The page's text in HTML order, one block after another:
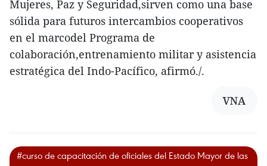
Mujeres, Paz y Seguridad,sirven como una base
sólida para futuros intercambios cooperativos
en el marcodel Programa de
colaboración,entrenamiento militar y asistencia
estratégica del Indo-Pacífico, afirmó./.
VNA
#curso de capacitación de oficiales del Estado Mayor de las